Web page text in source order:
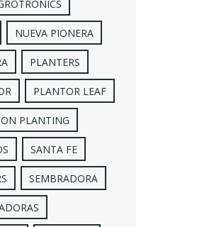
NUEVA PIONERA
PLANTERS
PLANTOR LEAF
PLANTING
SANTA FE
SEMBRADORA